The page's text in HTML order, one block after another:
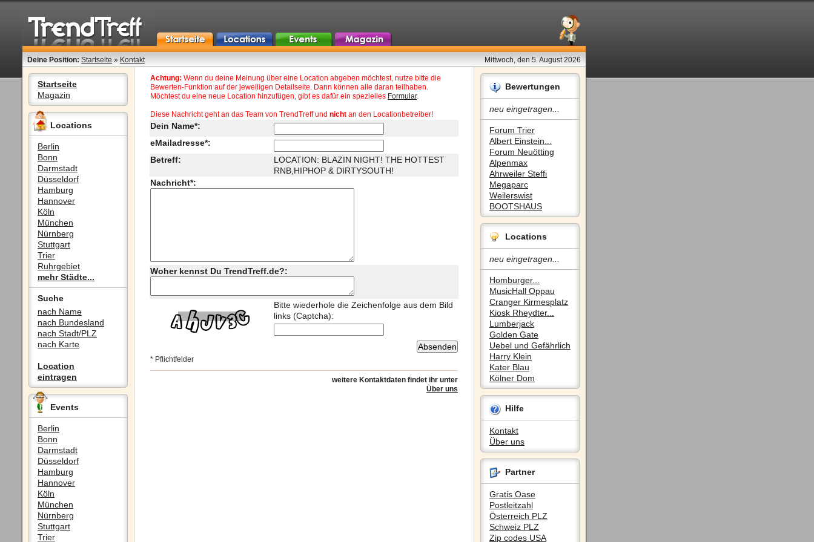
Deine Position: Startseite » Kontakt Mittwoch, den 5. August 2026
Startseite
Magazin
Locations
Berlin
Bonn
Darmstadt
Düsseldorf
Hamburg
Hannover
Köln
München
Nürnberg
Stuttgart
Trier
Ruhrgebiet
mehr Städte...
Suche
nach Name
nach Bundesland
nach Stadt/PLZ
nach Karte
Location
eintragen
Events
Berlin
Bonn
Darmstadt
Düsseldorf
Hamburg
Hannover
Köln
München
Nürnberg
Stuttgart
Trier
Bewertungen
neu eingetragen...
Forum Trier
Albert Einstein...
Forum Neuötting
Alpenmax
Ahrweiler Steffi
Megaparc
Weilerswist
BOOTSHAUS
Locations
neu eingetragen...
Homburger...
MusicHall Oppau
Cranger Kirmesplatz
Kiosk Rheydter...
Lumberjack
Golden Gate
Uebel und Gefährlich
Harry Klein
Kater Blau
Kölner Dom
Hilfe
Kontakt
Über uns
Partner
Gratis Oase
Postleitzahl
Österreich PLZ
Schweiz PLZ
Zip codes USA
Achtung: Wenn du deine Meinung über eine Location abgeben möchtest, nutze bitte die
Bewerten-Funktion auf der jeweiligen Detailseite. Dann können alle daran teilhaben.
Möchtest du eine neue Location hinzufügen, gibt es dafür ein spezielles Formular.
Diese Nachricht geht an das Team von TrendTreff und nicht an den Locationbetreiber!
Dein Name*:
eMailadresse*:
Betreff:
LOCATION: BLAZIN NIGHT! THE HOTTEST
RNB,HIPHOP & DIRTYSOUTH!
Nachricht*:
Woher kennst Du TrendTreff.de?:
Bitte wiederhole die Zeichenfolge aus dem Bild
links (Captcha):
* Pflichtfelder
weitere Kontaktdaten findet ihr unter
Über uns